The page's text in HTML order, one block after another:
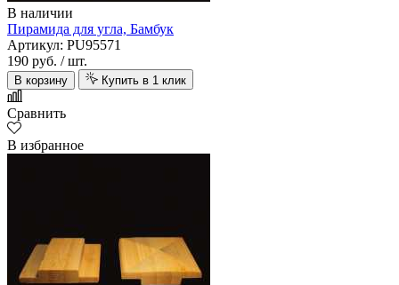
В наличии
Пирамида для угла, Бамбук
Артикул: PU95571
190 руб. / шт.
В корзину Купить в 1 клик
Сравнить
В избранное